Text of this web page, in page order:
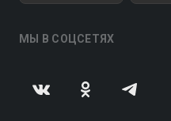
МЫ В СОЦСЕТЯХ